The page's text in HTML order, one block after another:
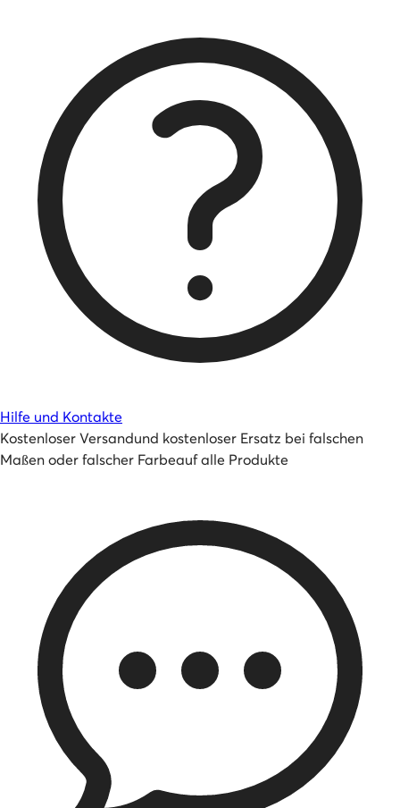
Hilfe und Kontakte
Kostenloser Versandund kostenloser Ersatz bei falschen
Maßen oder falscher Farbeauf alle Produkte